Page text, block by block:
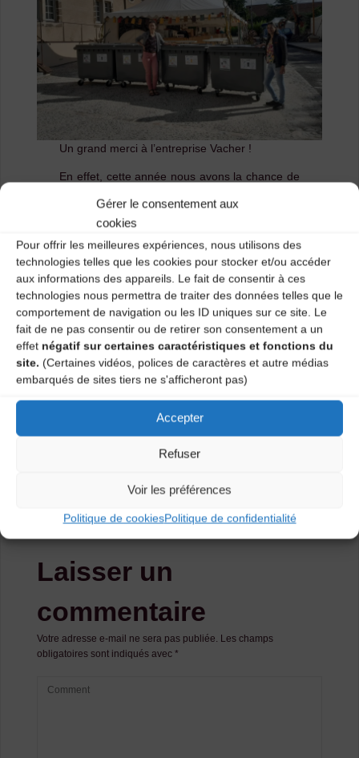
Gérer le consentement aux
cookies
Pour offrir les meilleures expériences, nous utilisons des
technologies telles que les cookies pour stocker et/ou accéder
aux informations des appareils. Le fait de consentir à ces
technologies nous permettra de traiter des données telles que le
comportement de navigation ou les ID uniques sur ce site. Le
fait de ne pas consentir ou de retirer son consentement a un
effet négatif sur certaines caractéristiques et fonctions du
site. (Certaines vidéos, polices de caractères et autre médias
embarqués de sites tiers ne s'afficheront pas)
Accepter
Refuser
Voir les préférences
Politique de cookiesPolitique de confidentialité
Un grand merci à l’entreprise Vacher !
En effet, cette année nous avons la chance de
Groupe Vacher r
, qui met à disposition
des bacs pour le tri et la collecte des déchets
pendant tout leFestival Les Basaltiques 2025.
Grâce à ce partenariat, nous poursuivons
notre engagement pour un évènement plus
propre, plus responsable et respectueux de
l’environnement
Merci à toute l’équipe Vacher pour leur
aide précieuse, pour leur disponibilité et à vous
nos chers festivaliers pour vos bons gestes
tout au long du festival !
Le bal des familles à l’école de Saint-Pierre-
Jeudi soir aux Basaltiques – un spectacle sur-
mesure & des paillettes plein les yeux !
Laisser un
commentaire
Votre adresse e-mail ne sera pas publiée. Les champs
obligatoires sont indiqués avec *